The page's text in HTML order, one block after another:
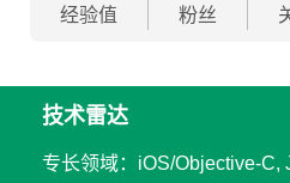
经验值 粉丝
技术雷达
专长领域：iOS/Objective-C,